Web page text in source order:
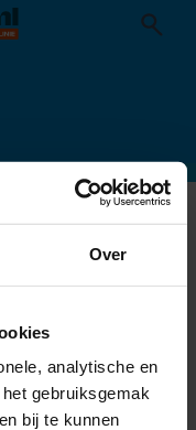
Over
analytische en
gebruiksgemak
bij te kunnen